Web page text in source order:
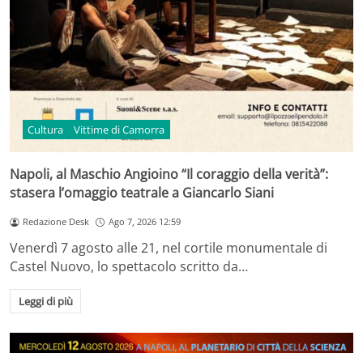
Cultura Vittime di Camorra
Napoli, al Maschio Angioino “Il coraggio della verità”:
stasera l’omaggio teatrale a Giancarlo Siani
Redazione Desk Ago 7, 2026 12:59
Venerdì 7 agosto alle 21, nel cortile monumentale di
Castel Nuovo, lo spettacolo scritto da…
Leggi di più